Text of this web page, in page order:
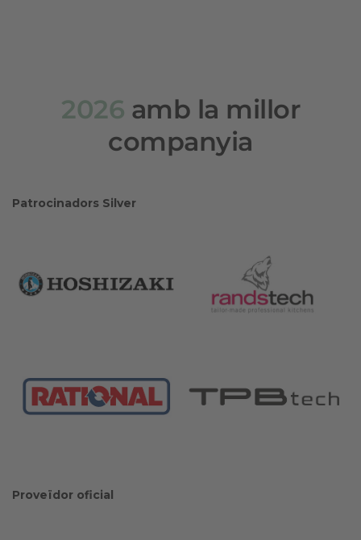
2026 amb la millor
companyia
Patrocinadors Silver
Proveïdor oficial